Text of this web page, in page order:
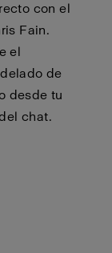
con el
Fain.
el
de
desde tu
chat.